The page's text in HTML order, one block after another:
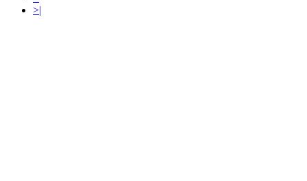
>|